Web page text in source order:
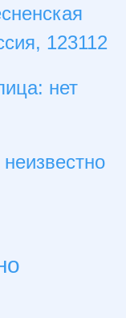
123112
нет